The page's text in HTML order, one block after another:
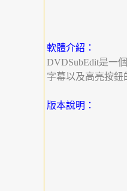
軟體介紹：
DVDSubEdit是一
字幕以及高亮按鈕
版本說明：